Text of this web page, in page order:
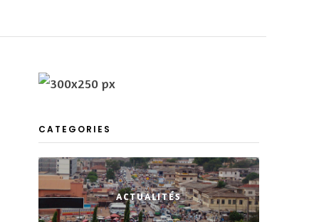
CATEGORIES
ACTUALITÉS